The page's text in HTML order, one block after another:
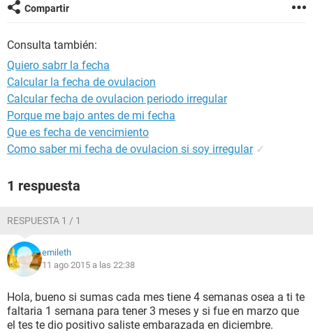
Compartir
Consulta también:
Quiero sabrr la fecha
Calcular la fecha de ovulacion
Calcular fecha de ovulacion periodo irregular
Porque me bajo antes de mi fecha
Que es fecha de vencimiento
Como saber mi fecha de ovulacion si soy irregular ✓
1 respuesta
RESPUESTA 1 / 1
emileth
11 ago 2015 a las 22:38
Hola, bueno si sumas cada mes tiene 4 semanas osea a ti te
faltaria 1 semana para tener 3 meses y si fue en marzo que
el tes te dio positivo saliste embarazada en diciembre.